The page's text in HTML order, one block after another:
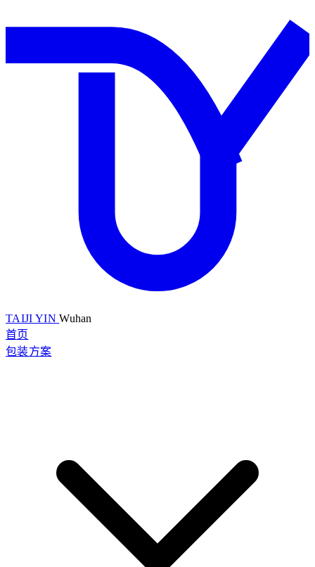
TAIJI YIN Wuhan
首页
包装方案